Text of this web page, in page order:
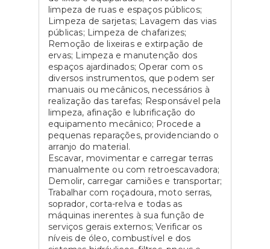
limpeza de ruas e espaços públicos;
Limpeza de sarjetas; Lavagem das vias
públicas; Limpeza de chafarizes;
Remoção de lixeiras e extirpação de
ervas; Limpeza e manutenção dos
espaços ajardinados; Operar com os
diversos instrumentos, que podem ser
manuais ou mecânicos, necessários à
realização das tarefas; Responsável pela
limpeza, afinação e lubrificação do
equipamento mecânico; Procede a
pequenas reparações, providenciando o
arranjo do material.
Escavar, movimentar e carregar terras
manualmente ou com retroescavadora;
Demolir, carregar camiões e transportar;
Trabalhar com roçadoura, moto serras,
soprador, corta-relva e todas as
máquinas inerentes à sua função de
serviços gerais externos; Verificar os
níveis de óleo, combustível e dos